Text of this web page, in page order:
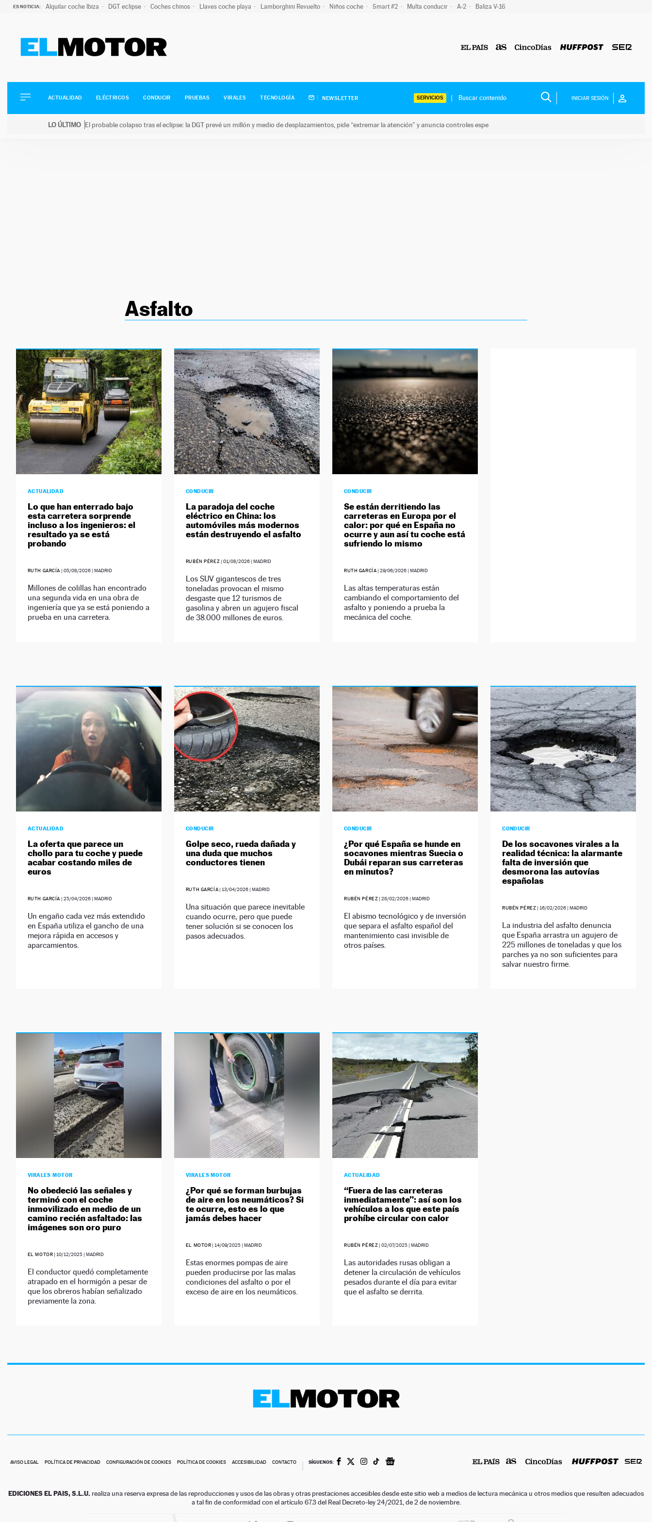
ES NOTICIA: Alquilar coche Ibiza DGT eclipse Coches chinos Llaves coche playa Lamborghini Revuelto Niños coche Smart #2 Multa conducir A-2 Baliza V-16
ELÉCTRICOS
CONDUCIR
ACTUALIDAD ELÉCTRICOS CONDUCIR PRUEBAS VIRALES TECNOLOGÍA NEWSLETTER SERVICIOS INICIAR SESIÓN
LO ÚLTIMO El probable colapso tras el eclipse: la DGT prevé un millón y medio de desplazamientos, pide “extremar la atención” y anuncia controles espe
Asfalto
ACTUALIDAD
Lo que han enterrado bajo
esta carretera sorprende
incluso a los ingenieros: el
resultado ya se está
probando
RUTH GARCÍA |05/08/2026 | MADRID
Millones de colillas han encontrado
una segunda vida en una obra de
ingeniería que ya se está poniendo a
prueba en una carretera.
CONDUCIR
La paradoja del coche
eléctrico en China: los
automóviles más modernos
están destruyendo el asfalto
RUBÉN PÉREZ |01/08/2026 | MADRID
Los SUV gigantescos de tres
toneladas provocan el mismo
desgaste que 12 turismos de
gasolina y abren un agujero fiscal
de 38.000 millones de euros.
CONDUCIR
Se están derritiendo las
carreteras en Europa por el
calor: por qué en España no
ocurre y aun así tu coche está
sufriendo lo mismo
RUTH GARCÍA |29/06/2026 | MADRID
Las altas temperaturas están
cambiando el comportamiento del
asfalto y poniendo a prueba la
mecánica del coche.
ACTUALIDAD
La oferta que parece un
chollo para tu coche y puede
acabar costando miles de
euros
RUTH GARCÍA |25/04/2026 | MADRID
Un engaño cada vez más extendido
en España utiliza el gancho de una
mejora rápida en accesos y
aparcamientos.
CONDUCIR
Golpe seco, rueda dañada y
una duda que muchos
conductores tienen
RUTH GARCÍA | 13/04/2026 | MADRID
Una situación que parece inevitable
cuando ocurre, pero que puede
tener solución si se conocen los
pasos adecuados.
CONDUCIR
¿Por qué España se hunde en
socavones mientras Suecia o
Dubái reparan sus carreteras
en minutos?
RUBÉN PÉREZ |28/02/2026 | MADRID
El abismo tecnológico y de inversión
que separa el asfalto español del
mantenimiento casi invisible de
otros países.
CONDUCIR
De los socavones virales a la
realidad técnica: la alarmante
falta de inversión que
desmorona las autovías
españolas
RUBÉN PÉREZ | 16/02/2026 | MADRID
La industria del asfalto denuncia
que España arrastra un agujero de
225 millones de toneladas y que los
parches ya no son suficientes para
salvar nuestro firme.
VIRALES MOTOR
No obedeció las señales y
terminó con el coche
inmovilizado en medio de un
camino recién asfaltado: las
imágenes son oro puro
EL MOTOR | 10/12/2025 | MADRID
El conductor quedó completamente
atrapado en el hormigón a pesar de
que los obreros habían señalizado
previamente la zona.
VIRALES MOTOR
¿Por qué se forman burbujas
de aire en los neumáticos? Si
te ocurre, esto es lo que
jamás debes hacer
EL MOTOR | 14/09/2025 | MADRID
Estas enormes pompas de aire
pueden producirse por las malas
condiciones del asfalto o por el
exceso de aire en los neumáticos.
ACTUALIDAD
“Fuera de las carreteras
inmediatamente”: así son los
vehículos a los que este país
prohíbe circular con calor
RUBÉN PÉREZ |02/07/2025 | MADRID
Las autoridades rusas obligan a
detener la circulación de vehículos
pesados durante el día para evitar
que el asfalto se derrita.
AVISO LEGAL POLÍTICA DE PRIVACIDAD CONFIGURACIÓN DE COOKIES POLÍTICA DE COOKIES ACCESIBILIDAD CONTACTO SÍGUENOS:
EDICIONES EL PAIS, S.L.U. realiza una reserva expresa de las reproducciones y usos de las obras y otras prestaciones accesibles desde este sitio web a medios de lectura mecánica u otros medios que resulten adecuados
a tal fin de conformidad con el artículo 67.3 del Real Decreto-ley 24/2021, de 2 de noviembre.